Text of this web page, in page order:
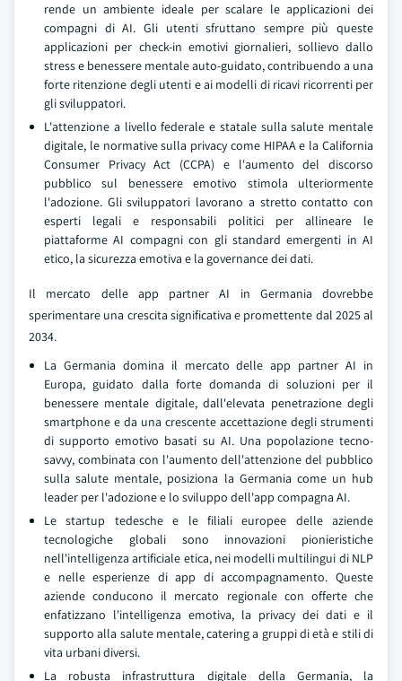
rende un ambiente ideale per scalare le applicazioni dei
compagni di AI. Gli utenti sfruttano sempre più queste
applicazioni per check-in emotivi giornalieri, sollievo dallo
stress e benessere mentale auto-guidato, contribuendo a una
forte ritenzione degli utenti e ai modelli di ricavi ricorrenti per
gli sviluppatori.
L'attenzione a livello federale e statale sulla salute mentale
digitale, le normative sulla privacy come HIPAA e la California
Consumer Privacy Act (CCPA) e l'aumento del discorso
pubblico sul benessere emotivo stimola ulteriormente
l'adozione. Gli sviluppatori lavorano a stretto contatto con
esperti legali e responsabili politici per allineare le
piattaforme AI compagni con gli standard emergenti in AI
etico, la sicurezza emotiva e la governance dei dati.
Il mercato delle app partner AI in Germania dovrebbe
sperimentare una crescita significativa e promettente dal 2025 al
2034.
La Germania domina il mercato delle app partner AI in
Europa, guidato dalla forte domanda di soluzioni per il
benessere mentale digitale, dall'elevata penetrazione degli
smartphone e da una crescente accettazione degli strumenti
di supporto emotivo basati su AI. Una popolazione tecno-
savvy, combinata con l'aumento dell'attenzione del pubblico
sulla salute mentale, posiziona la Germania come un hub
leader per l'adozione e lo sviluppo dell'app compagna AI.
Le startup tedesche e le filiali europee delle aziende
tecnologiche globali sono innovazioni pionieristiche
nell'intelligenza artificiale etica, nei modelli multilingui di NLP
e nelle esperienze di app di accompagnamento. Queste
aziende conducono il mercato regionale con offerte che
enfatizzano l'intelligenza emotiva, la privacy dei dati e il
supporto alla salute mentale, catering a gruppi di età e stili di
vita urbani diversi.
La robusta infrastruttura digitale della Germania, la